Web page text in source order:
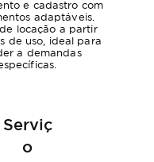
e cadastro com
adaptáveis.
locação a partir
de uso, ideal para
a demandas
Serviç
o